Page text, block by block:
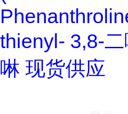
thienyl- 3,8-
啉 现货供应